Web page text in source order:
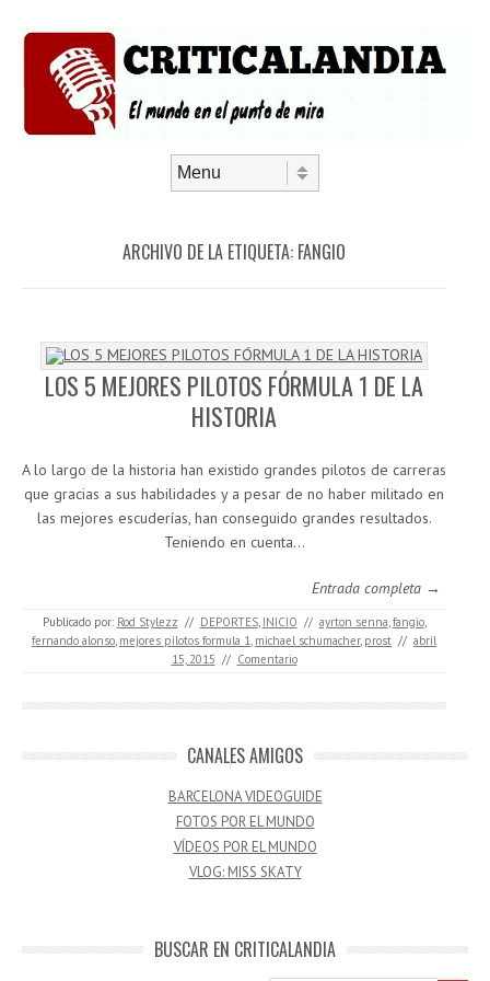
ARCHIVO DE LA ETIQUETA: FANGIO
LOS 5 MEJORES PILOTOS FÓRMULA 1 DE LA
HISTORIA
A lo largo de la historia han existido grandes pilotos de carreras
que gracias a sus habilidades y a pesar de no haber militado en
las mejores escuderías, han conseguido grandes resultados.
Teniendo en cuenta…
Entrada completa →
Publicado por: Rod Stylezz // DEPORTES, INICIO // ayrton senna,fangio,
fernando alonso, mejores pilotos formula 1, michael schumacher, prost // abril
15, 2015 // Comentario
CANALES AMIGOS
BARCELONA VIDEOGUIDE
FOTOS POR EL MUNDO
VÍDEOS POR EL MUNDO
VLOG: MISS SKATY
BUSCAR EN CRITICALANDIA